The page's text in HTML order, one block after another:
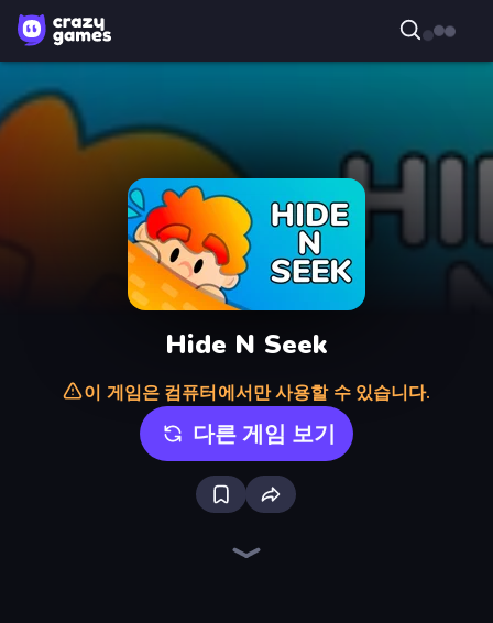
Hide N Seek
이 게임은 컴퓨터에서만 사용할 수 있습니다.
다른 게임 보기